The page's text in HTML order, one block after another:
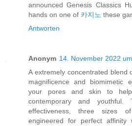
announced Genesis Classics
hands on one of 카지노 these
Antworten
Anonym 14. November 2022
A extremely concentrated blend
magnificence and biomimetic
your pores and skin to
contemporary and youthful.
effectiveness, three sizes of
engineered for perfect affinity